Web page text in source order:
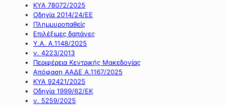
ΚΥΑ 78072/2025
Οδηγία 2014/24/ΕΕ
Πλημμυροπαθείς
Επιλέξιμες δαπάνες
Υ.Α. Α.1148/2025
ν. 4223/2013
Περιφέρεια Κεντρικής Μακεδονίας
Απόφαση ΑΑΔΕ Α.1167/2025
ΚΥΑ 92421/2025
Οδηγία 1999/62/ΕΚ
ν. 5259/2025